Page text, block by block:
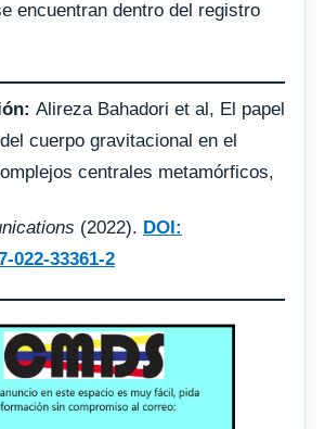
encuentran dentro del registro
Alireza Bahadori et al, El papel
cuerpo gravitacional en el
centrales metamórficos,
(2022). DOI:
022-33361-2